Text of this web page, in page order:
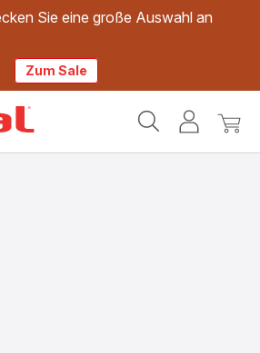
Sie eine große Auswahl an
Zum Sale
Mein
Mein